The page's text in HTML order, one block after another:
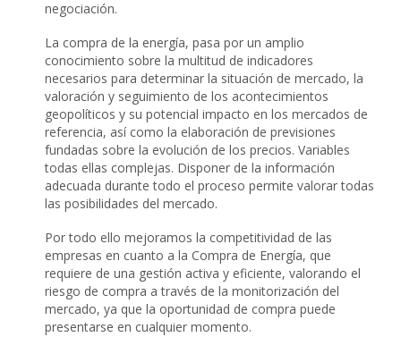
negociación.
La compra de la energía, pasa por un amplio
conocimiento sobre la multitud de indicadores
necesarios para determinar la situación de mercado, la
valoración y seguimiento de los acontecimientos
geopolíticos y su potencial impacto en los mercados de
referencia, así como la elaboración de previsiones
fundadas sobre la evolución de los precios. Variables
todas ellas complejas. Disponer de la información
adecuada durante todo el proceso permite valorar todas
las posibilidades del mercado.
Por todo ello mejoramos la competitividad de las
empresas en cuanto a la Compra de Energía, que
requiere de una gestión activa y eficiente, valorando el
riesgo de compra a través de la monitorización del
mercado, ya que la oportunidad de compra puede
presentarse en cualquier momento.